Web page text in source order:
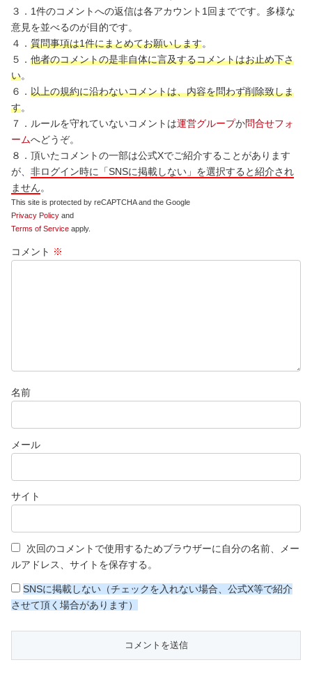
３．1件のコメントへの返信は各アカウント1回までです。多様な
意見を並べるのが目的です。
４． 質問事項は1件にまとめてお願いします。
５． 他者のコメントの是非自体に言及するコメントはお止め下さ
い。
６． 以上の規約に沿わないコメントは、内容を問わず削除致しま
す。
７．ルールを守れていないコメントは運営グループか問合せフォ
ームへどうぞ。
８．頂いたコメントの一部は公式Xでご紹介することがあります
が、 非ログイン時に「SNSに掲載しない」を選択すると紹介され
ません。
This site is protected by reCAPTCHA and the Google
Privacy Policy and
Terms of Service apply.
コメント ※
名前
メール
サイト
次回のコメントで使用するためブラウザーに自分の名前、メー
ルアドレス、サイトを保存する。
SNSに掲載しない（チェックを入れない場合、公式X等で紹介
させて頂く場合があります）